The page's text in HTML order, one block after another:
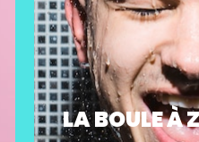
LA BOULE À